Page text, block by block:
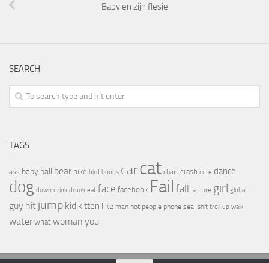
Baby en zijn flesje
SEARCH
TAGS
ass baby ball bear bike bird boobs carcat chart crash cute dance
dog down drink drunk eat face facebook Fail fall fat fire girl global
guy hit jump kid kitten like man not people phone seal shit troll up walk
water what woman you